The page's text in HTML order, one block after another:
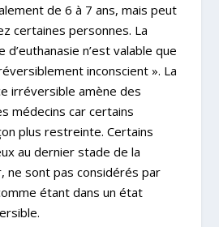
de 6 à 7 ans, mais peut
certaines personnes. La
n’est valable que
inconscient ». La
irréversible amène des
médecins car certains
plus restreinte. Certains
au dernier stade de la
ne sont pas considérés par
étant dans un état